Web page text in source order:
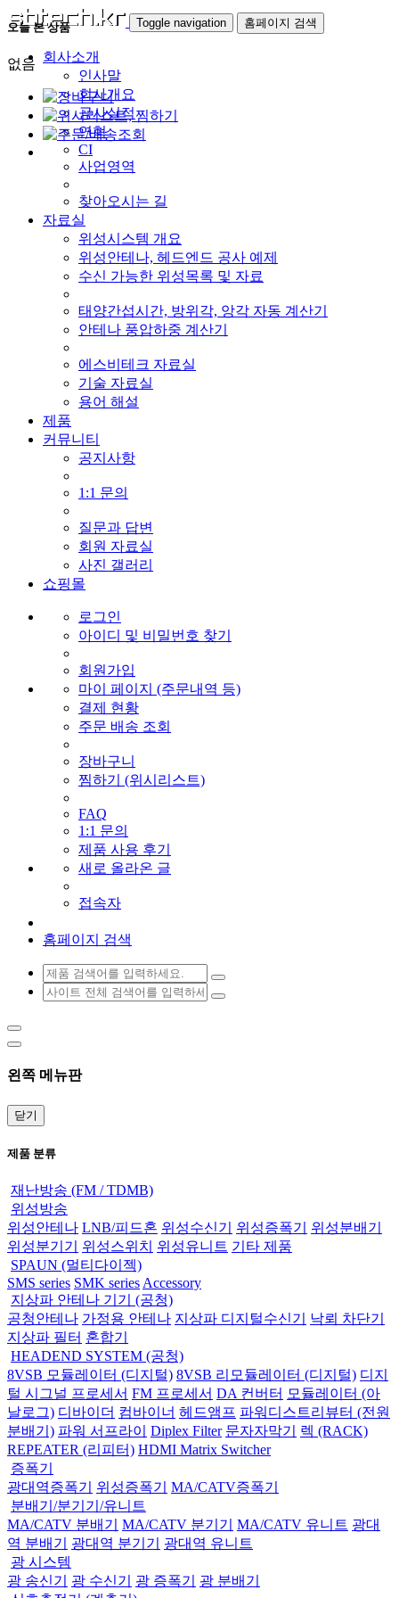
Toggle navigation 홈페이지 검색
회사소개
인사말
회사개요
공사실적
연혁
CI
사업영역
찾아오시는 길
자료실
위성시스템 개요
위성안테나, 헤드엔드 공사 예제
수신 가능한 위성목록 및 자료
태양간섭시간, 방위각, 앙각 자동 계산기
안테나 풍압하중 계산기
에스비테크 자료실
기술 자료실
용어 해설
제품
커뮤니티
공지사항
1:1 문의
질문과 답변
회원 자료실
사진 갤러리
쇼핑몰
로그인
아이디 및 비밀번호 찾기
회원가입
마이 페이지 (주문내역 등)
결제 현황
주문 배송 조회
장바구니
찜하기 (위시리스트)
FAQ
1:1 문의
제품 사용 후기
새로 올라온 글
접속자
홈페이지 검색
왼쪽 메뉴판
닫기
제품 분류
재난방송 (FM / TDMB)
위성방송
위성안테나 LNB/피드혼 위성수신기 위성증폭기
위성분배기
위성분기기
위성스위치 위성유니트 기타 제품
SPAUN (멀티다이젝)
SMS series SMK series Accessory
지상파 안테나 기기 (공청)
공청안테나 가정용 안테나 지상파 디지털수신기
낙뢰 차단기
지상파 필터 혼합기
HEADEND SYSTEM (공청)
8VSB 모듈레이터 (디지털) 8VSB 리모듈레이터 (디지털) 디지
털 시그널 프로세서 FM 프로세서 DA 컨버터 모듈레이터 (아
날로그) 디바이더 컴바이너 헤드앰프 파워디스트리뷰터 (전원
분배기) 파워 서프라이 Diplex Filter 문자자막기
렉 (RACK)
REPEATER (리피터) HDMI Matrix Switcher
증폭기
광대역증폭기
위성증폭기
MA/CATV증폭기
분배기/분기기/유니트
MA/CATV 분배기
MA/CATV 분기기 MA/CATV 유니트 광대
역 분배기
광대역 분기기
광대역 유니트
광 시스템
광 송신기
광 수신기 광 증폭기
광 분배기
오늘 본 상품
없음